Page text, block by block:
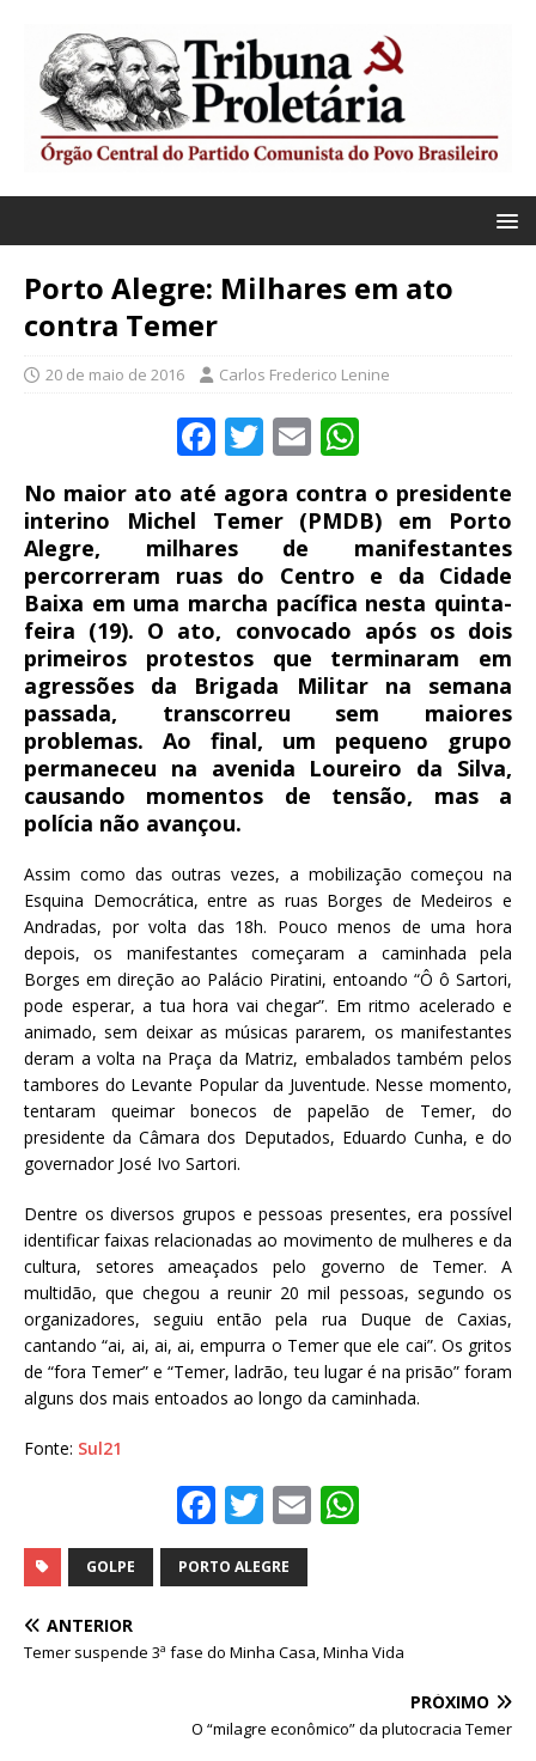
Porto Alegre: Milhares em ato
contra Temer
20 de maio de 2016 Carlos Frederico Lenine
F
a
c
e
b
o
o
k
T
w
it
te
r
E
m
ai at
s
A
p
p
No maior ato até agora contra o presidente
interino Michel Temer (PMDB) em Porto
Alegre, milhares de manifestantes
percorreram ruas do Centro e da Cidade
Baixa em uma marcha pacífica nesta quinta-
feira (19). O ato, convocado após os dois
primeiros protestos que terminaram em
agressões da Brigada Militar na semana
passada, transcorreu sem maiores
problemas. Ao final, um pequeno grupo
permaneceu na avenida Loureiro da Silva,
causando momentos de tensão, mas a
polícia não avançou.
Assim como das outras vezes, a mobilização começou na
Esquina Democrática, entre as ruas Borges de Medeiros e
Andradas, por volta das 18h. Pouco menos de uma hora
depois, os manifestantes começaram a caminhada pela
Borges em direção ao Palácio Piratini, entoando “Ô ô Sartori,
pode esperar, a tua hora vai chegar”. Em ritmo acelerado e
animado, sem deixar as músicas pararem, os manifestantes
deram a volta na Praça da Matriz, embalados também pelos
tambores do Levante Popular da Juventude. Nesse momento,
tentaram queimar bonecos de papelão de Temer, do
presidente da Câmara dos Deputados, Eduardo Cunha, e do
governador José Ivo Sartori.
Dentre os diversos grupos e pessoas presentes, era possível
identificar faixas relacionadas ao movimento de mulheres e da
cultura, setores ameaçados pelo governo de Temer. A
multidão, que chegou a reunir 20 mil pessoas, segundo os
organizadores, seguiu então pela rua Duque de Caxias,
cantando “ai, ai, ai, ai, empurra o Temer que ele cai”. Os gritos
de “fora Temer” e “Temer, ladrão, teu lugar é na prisão” foram
alguns dos mais entoados ao longo da caminhada.
Fonte: Sul21
F
a
c
b
o
T
w
it
r
E
m
A
p
GOLPE PORTO ALEGRE
ANTERIOR
Temer suspende 3ª fase do Minha Casa, Minha Vida
PRÓXIMO
O “milagre econômico” da plutocracia Temer